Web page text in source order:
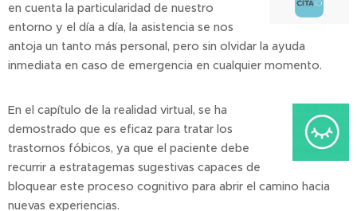
en cuenta la particularidad de nuestro
entorno y el día a día, la asistencia se nos
antoja un tanto más personal, pero sin olvidar la ayuda
inmediata en caso de emergencia en cualquier momento.
En el capítulo de la realidad virtual, se ha
demostrado que es eficaz para tratar los
trastornos fóbicos, ya que el paciente debe
recurrir a estratagemas sugestivas capaces de
bloquear este proceso cognitivo para abrir el camino hacia
nuevas experiencias.